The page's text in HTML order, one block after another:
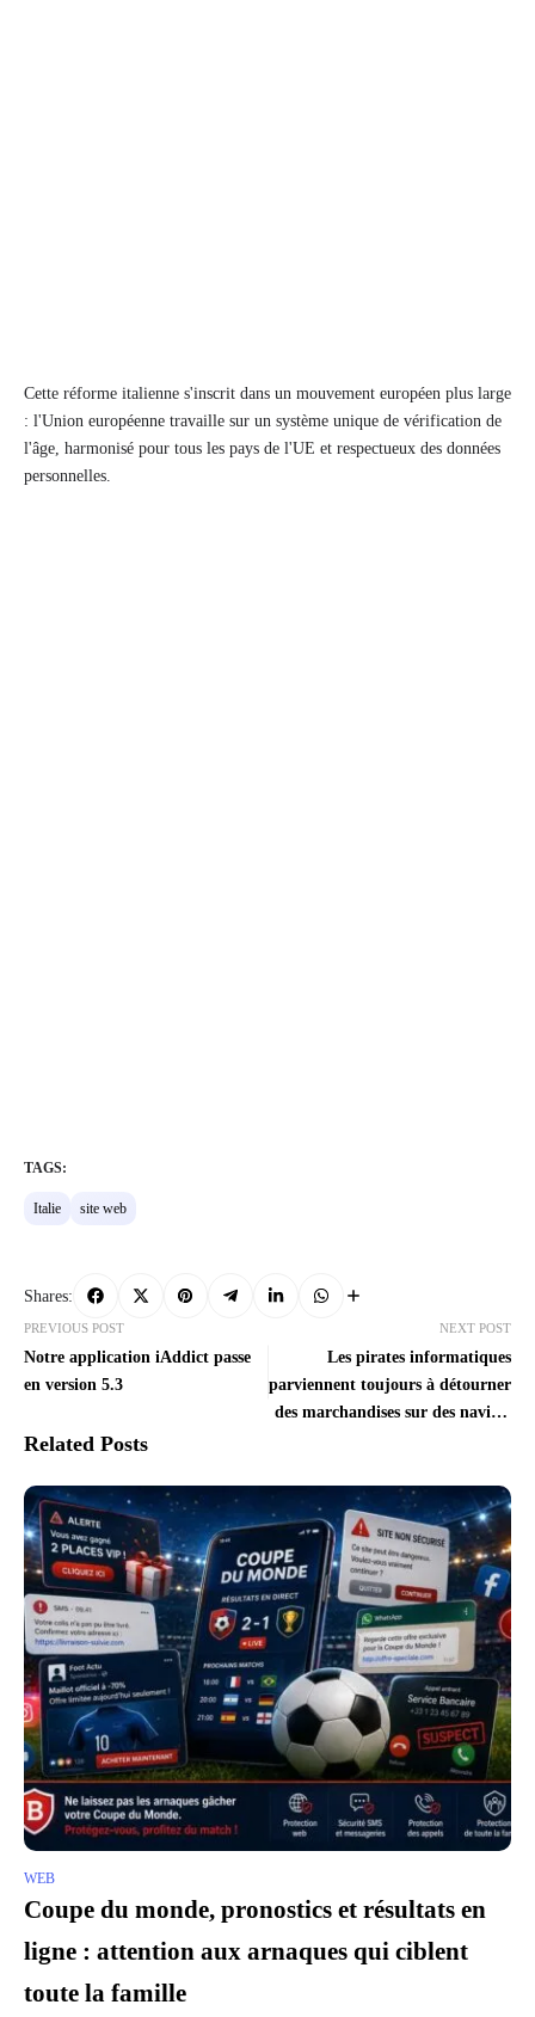
Cette réforme italienne s'inscrit dans un mouvement européen plus large
: l'Union européenne travaille sur un système unique de vérification de
l'âge, harmonisé pour tous les pays de l'UE et respectueux des données
personnelles.
TAGS:
Italie site web
Shares:
PREVIOUS POST
Notre application iAddict passe
en version 5.3
NEXT POST
Les pirates informatiques
parviennent toujours à détourner
des marchandises sur des navires
Related Posts
WEB
Coupe du monde, pronostics et résultats en
ligne : attention aux arnaques qui ciblent
toute la famille